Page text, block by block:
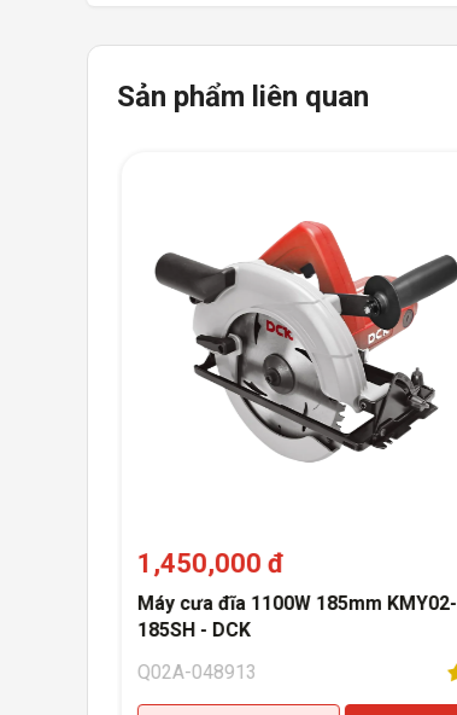
Sản phẩm liên quan
1,450,000 đ
Máy cưa đĩa 1100W 185mm KMY02-
185SH - DCK
Q02A-048913